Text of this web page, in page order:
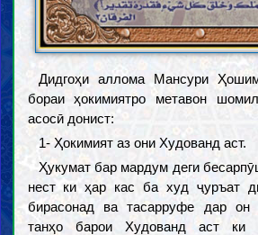
Дидгоҳи аллома Мансури
бораи ҳокимиятро метавон
асосӣ донист:
1- Ҳокимият аз они Худованд аст.
Ҳукумат бар мардум деги
нест ки ҳар кас ба худ ҷуръат
бирасонад ва тасарруфе дар он
танҳо барои Худованд аст ки